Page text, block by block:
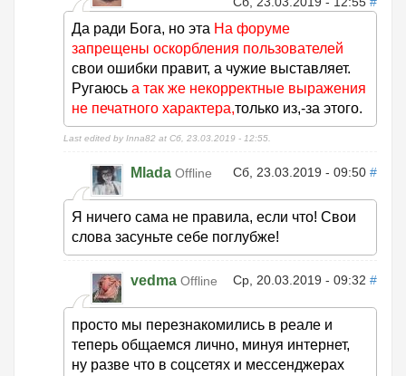
Да ради Бога, но эта На форуме
запрещены оскорбления пользователей
свои ошибки правит, а чужие выставляет.
Ругаюсь а так же некорректные выражения
не печатного характера,только из,-за этого.
Last edited by Inna82 at Сб, 23.03.2019 - 12:55.
Mlada Offline Сб, 23.03.2019 - 09:50 #
Я ничего сама не правила, если что! Свои
слова засуньте себе поглубже!
vedma Offline Ср, 20.03.2019 - 09:32 #
просто мы перезнакомились в реале и
теперь общаемся лично, минуя интернет,
ну разве что в соцсетях и мессенджерах